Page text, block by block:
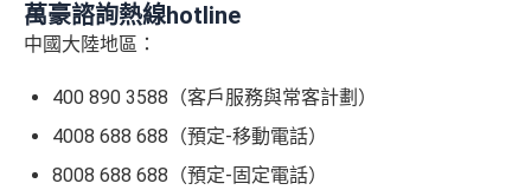
萬豪諮詢熱線hotline
中國大陸地區：
400 890 3588（客戶服務與常客計劃）
4008 688 688（預定-移動電話）
8008 688 688（預定-固定電話）